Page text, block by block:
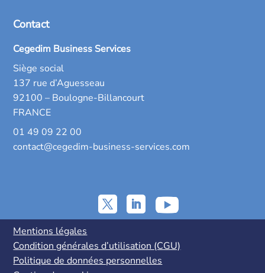
Contact
Cegedim Business Services
Siège social
137 rue d’Aguesseau
92100 – Boulogne-Billancourt
FRANCE
01 49 09 22 00
contact@cegedim-business-services.com
Mentions légales
Condition générales d’utilisation (CGU)
Politique de données personnelles